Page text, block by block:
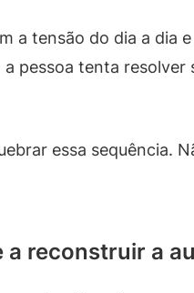
a tensão do dia a dia
pessoa tenta
essa sequência.
reconstruir a